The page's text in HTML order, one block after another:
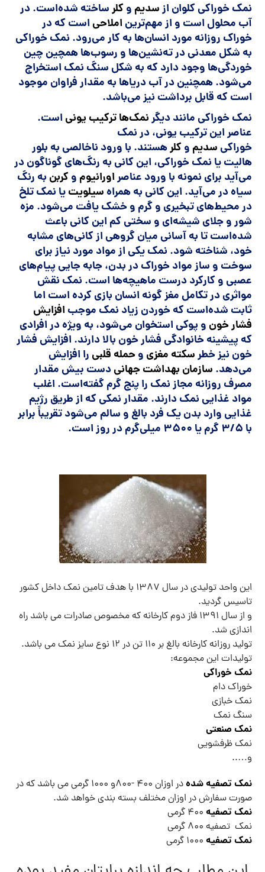
نمک خوراکی کلوان ازسدیم وکلرساخته شده‌است. در
آب محلول است و از مهم‌ترین املاحی است که در
خوراک روزانه مورد انسان‌ها به کار می‌رود. نمک خوراکی
به شکل معدنی در ته‌نشین‌ها و رسوب‌ها همچین چین
خوردگی‌ها وجود دارد که به شکل سنگ نمک استخراج
می‌شود. همچنین در آب دریاها به مقدار فراوان موجود
است که قابل برداشت نیز می‌باشد.
نمک خوراکی مانند دیگرنمک‌هاترکیب یونی است.
عناصر این ترکیب یونی، در نمک
خوراکی سدیم وکلرهستند. با ورود ناخالصی به بلور
هالیت یا نمک خوراکی، این کانی به رنگ‌های گوناگون در
می‌آید برای نمونه با ورود عناصراورانیوم وکربن به رنگ
سیاه در می‌آید. این کانی به همراه سیلویتیا نمک تلخ
در محیط‌های تبخیری و گرم و خشک یافت می‌شود. مزه
شور و جلای شیشه‌ای و سختی کم این کانی باعث
شده‌است تا به آسانی میان گروهی از کانی‌های مشابه
خود، شناخته شود. نمک یکی از مواد مورد نیاز برای
سوخت و ساز مواد خوراک در بدن، جابه جایی پیام‌های
عصبی و کارکرد درست ماهیچه‌ها است. نمک نقش
مواثری در تکامل مغز گونه انسان بازی کرده است اما
ثابت شده‌است که خوردن زیاد نمک موجب افزایش
فشار خون و پوکی استخوان می‌شود، به ویژه در افرادی
که پیشینه خانوادگی فشار خون بالا دارند. افزایش فشار
خون نیز خطرسکته مغزی وحمله قلبی را افزایش
می‌دهد. سازمان بهداشت جهانیدست بیش مقدار
مصرف روزانه مجاز نمک را پنج گرم گفته‌است. اغلب
مواد غذایی نمک دارند. مقدار نمکی که از طریق رژیم
غذایی وارد بدن یک فرد بالغ و سالم می‌شود تقریباً برابر
با ۳/۵ گرم یا ۳۵۰۰ میلی‌گرم در روز است.
این واحد تولیدی در سال ١٣٨٧ با هدف تامین نمک داخل کشور
تاسیس گردید.
و از سال ١٣٩١ فاز دوم کارخانه که مخصوص صادرات می باشد راه
اندازی شد.
تولید روزانه کارخانه بالغ بر ١١٠ تن در ١٢ نوع سایز نمک می باشد.
تولیدات این مجموعه:
نمک خوراکی
خوراک دام
نمک خبازی
سنگ نمک
نمک صنعتی
نمک ظرفشویی
و…..
نمک تصفیه شده
در اوزان ۴٠٠ -٨٠٠و ١٠٠٠ گرمی می باشد که در
صورت سفارش در اوزان مختلف بسته بندی خواهد شد.
نمک تصفیه
نمک تصفیه ٨٠٠ گرمی
نمک تصفیه